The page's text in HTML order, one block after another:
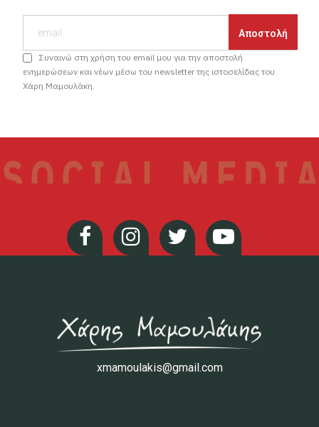
Συναινώ στη χρήση του email μου για την αποστολή
ενημερώσεων και νέων μέσω του newsletter της ιστοσελίδας του
Χάρη Μαμουλάκη.
xmamoulakis@gmail.com